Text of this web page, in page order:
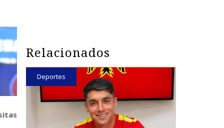
Relacionados
Deportes